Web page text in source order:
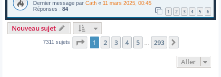
Dernier message par Cath « 11 mars 2025, 00:45
Réponses : 84 1 2 3 4 5 6
Nouveau sujet
7311 sujets Page 1sur293
1 2 3 4 5 … 293
Aller